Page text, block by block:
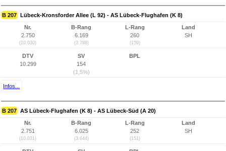
B 207 Lübeck-Kronsforder Allee (L 92) - AS Lübeck-Flughafen (K 8)
Nr.
2.750
(10.030)
B-Rang
6.169
(3.788)
L-Rang
260
(159)
Land
SH
DTV
10.299
SV
154
(1,5%)
BPL
Infos...
B 207 AS Lübeck-Flughafen (K 8) - AS Lübeck-Süd (A 20)
Nr.
2.751
(10.031)
B-Rang
6.025
(3.644)
L-Rang
252
(151)
Land
SH